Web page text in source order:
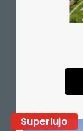
Superlujo